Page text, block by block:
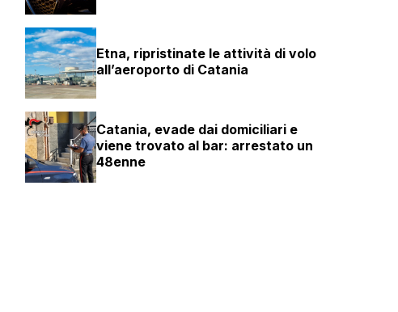
Etna, ripristinate le attività di volo
all’aeroporto di Catania
Catania, evade dai domiciliari e
viene trovato al bar: arrestato un
48enne